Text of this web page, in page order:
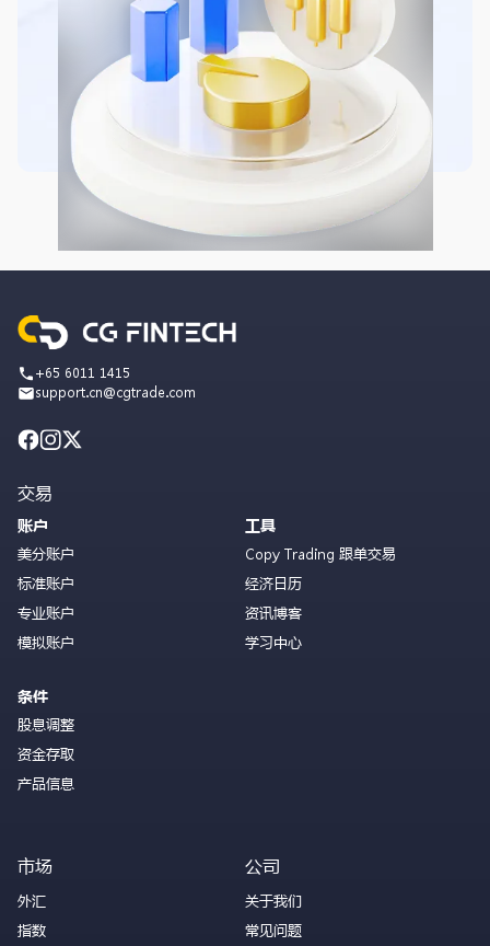
+65 6011 1415
support.cn@cgtrade.com
交易
账户
美分账户
标准账户
专业账户
模拟账户
条件
股息调整
资金存取
产品信息
工具
Copy Trading 跟单交易
经济日历
资讯博客
学习中心
市场
外汇
指数
公司
关于我们
常见问题